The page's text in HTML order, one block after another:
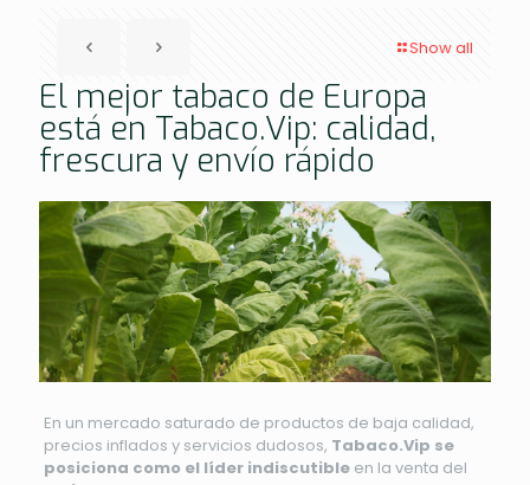
Show all
El mejor tabaco de Europa
está en Tabaco.Vip: calidad,
frescura y envío rápido
En un mercado saturado de productos de baja calidad,
precios inflados y servicios dudosos, Tabaco.Vip se
posiciona como el líder indiscutibleen la venta del